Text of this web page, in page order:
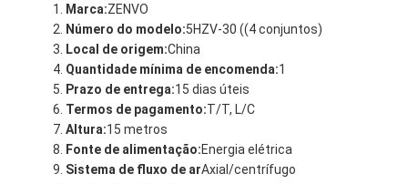
Marca:ZENVO
Número do modelo:5HZV-30 ((4 conjuntos)
Local de origem:China
Quantidade mínima de encomenda:1
Prazo de entrega:15 dias úteis
Termos de pagamento:T/T, L/C
Altura:15 metros
Fonte de alimentação:Energia elétrica
Sistema de fluxo de arAxial/centrífugo